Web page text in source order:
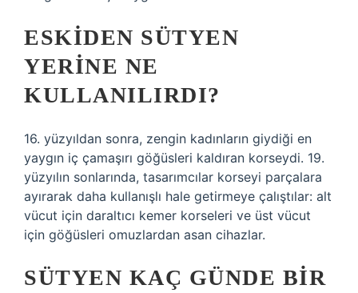
ESKIDEN SÜTYEN
YERINE NE
KULLANILIRDI?
16. yüzyıldan sonra, zengin kadınların giydiği en
yaygın iç çamaşırı göğüsleri kaldıran korseydi. 19.
yüzyılın sonlarında, tasarımcılar korseyi parçalara
ayırarak daha kullanışlı hale getirmeye çalıştılar: alt
vücut için daraltıcı kemer korseleri ve üst vücut
için göğüsleri omuzlardan asan cihazlar.
SÜTYEN KAÇ GÜNDE BIR